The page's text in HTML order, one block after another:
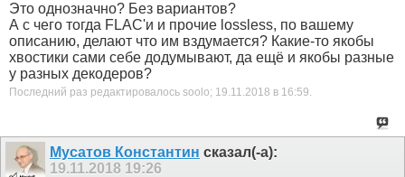
Это однозначно? Без вариантов?
А с чего тогда FLAC'и и прочие lossless, по вашему
описанию, делают что им вздумается? Какие-то якобы
хвостики сами себе додумывают, да ещё и якобы разные
у разных декодеров?
Последний раз редактировалось soolo; 19.11.2018 в 16:59
Мусатов Константин сказал(-а):
19.11.2018 19:26